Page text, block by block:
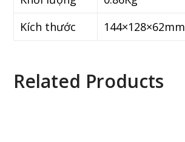
Kích thước
144×128×62mm
Related Products